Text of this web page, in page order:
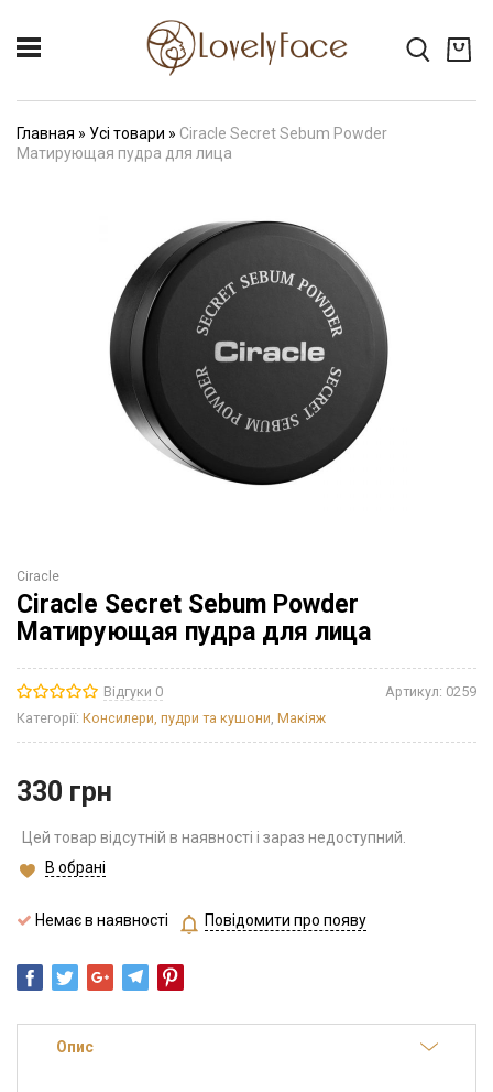
Главная » Усі товари » Ciracle Secret Sebum Powder
Матирующая пудра для лица
Ciracle
Ciracle Secret Sebum Powder
Матирующая пудра для лица
Відгуки 0 Артикул: 0259
Категорії: Консилери, пудри та кушони, Макіяж
330 грн
Цей товар відсутній в наявності і зараз недоступний.
В обрані
Немає в наявності Повідомити про появу
Опис